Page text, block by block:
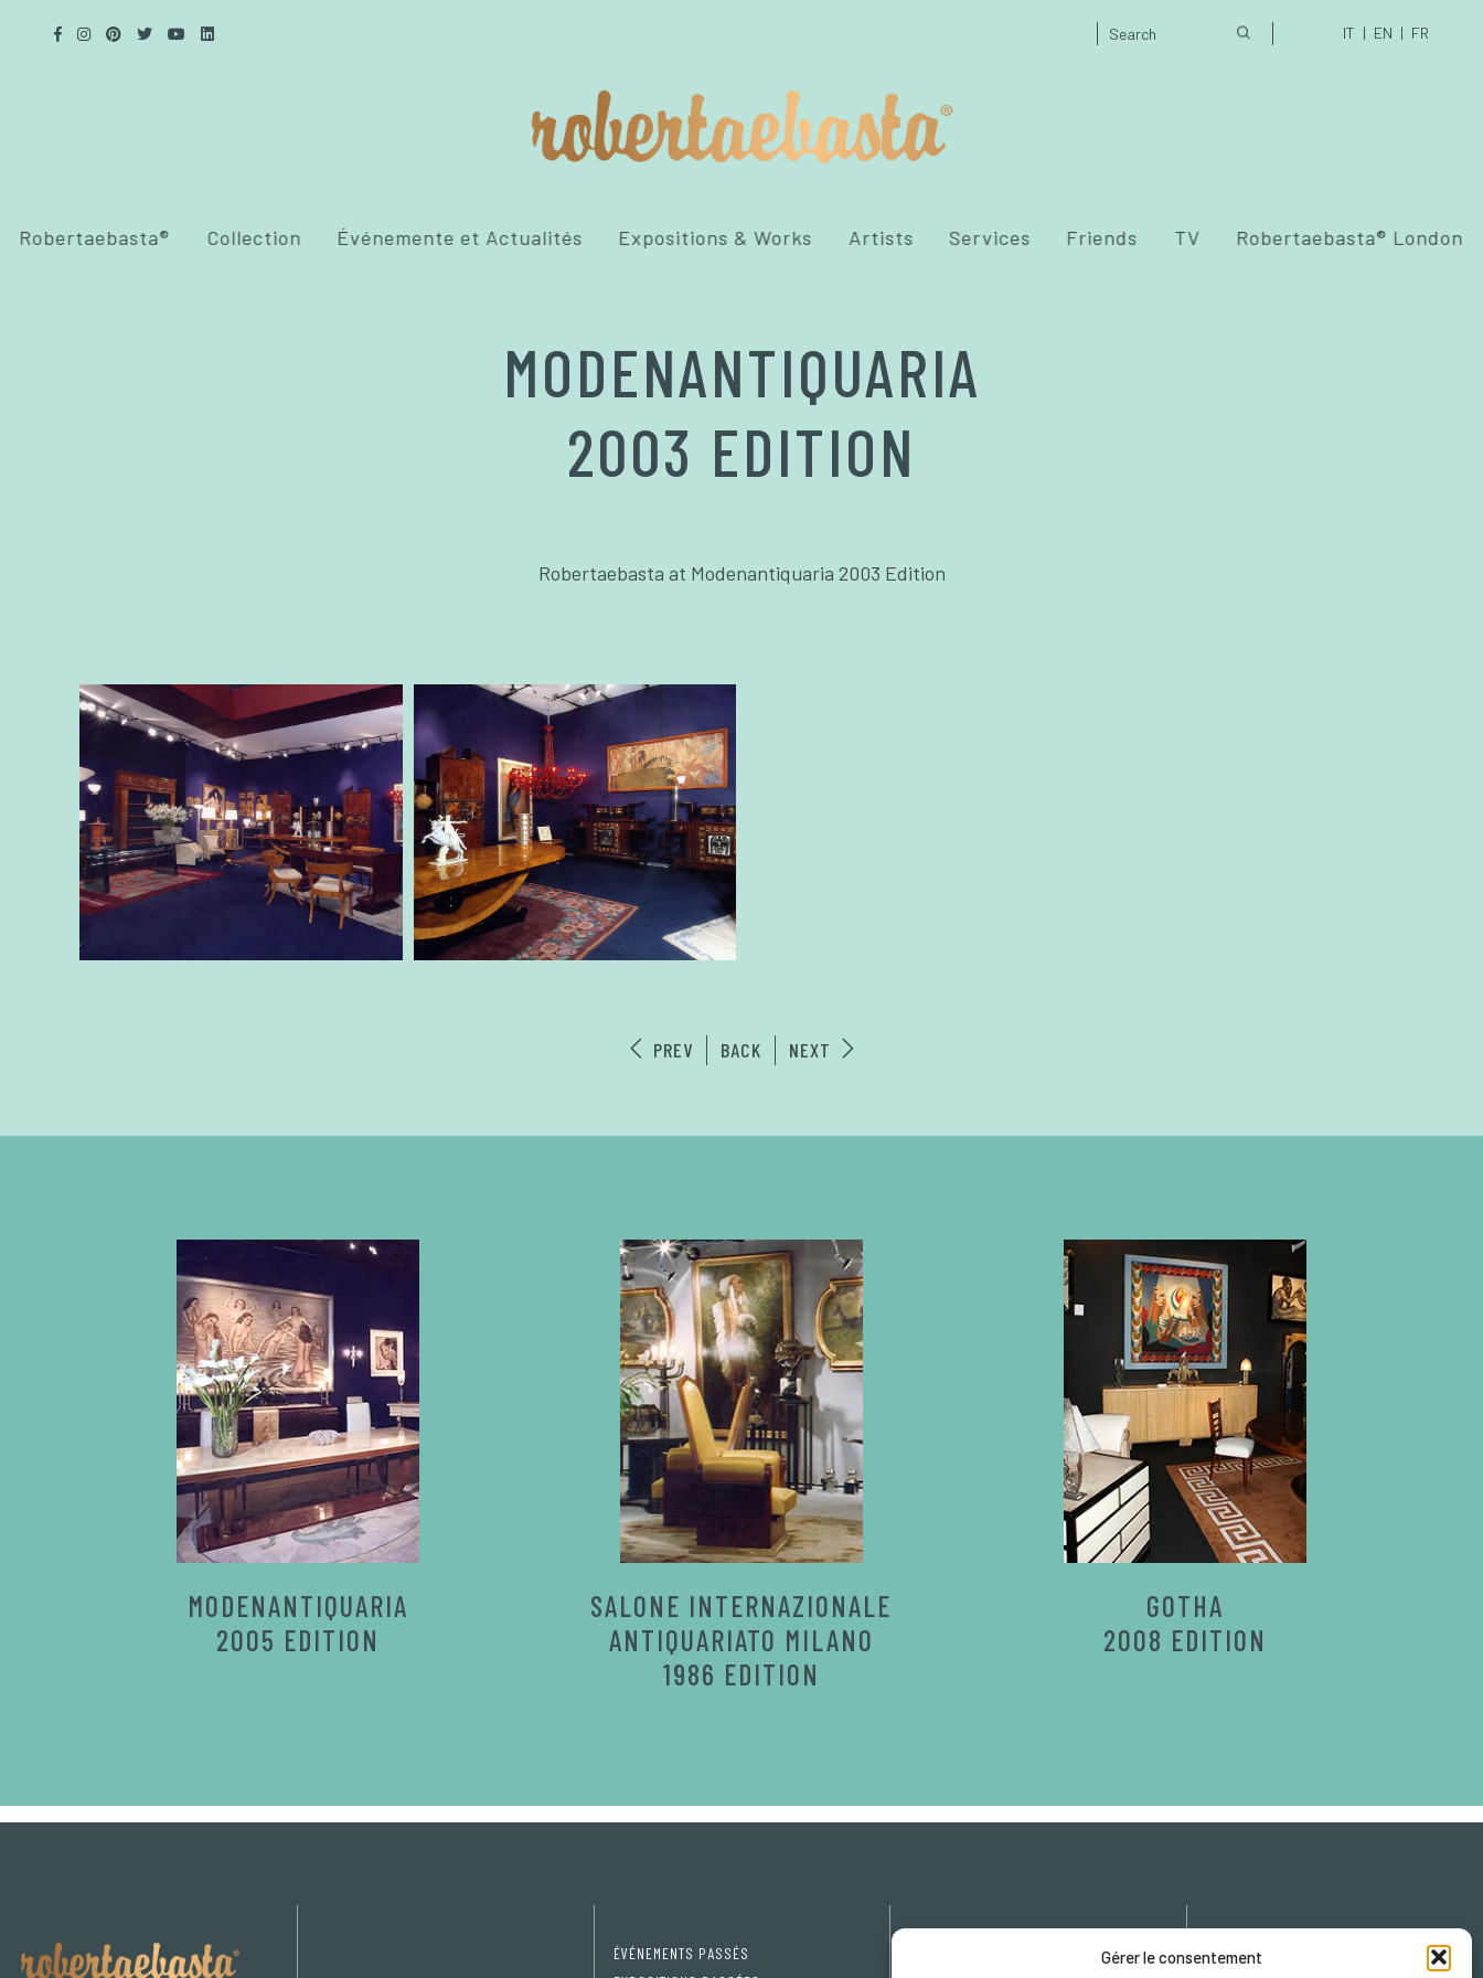
Gérer le consentement
IT EN FR
Robertaebasta® Collection Événemente et Actualités Expositions & Works Artists Services Friends TV Robertaebasta® London
MODENANTIQUARIA
2003 EDITION
Robertaebasta at Modenantiquaria 2003 Edition
PREV BACK NEXT
MODENANTIQUARIA
2005 EDITION
SALONE INTERNAZIONALE
ANTIQUARIATO MILANO
1986 EDITION
GOTHA
2008 EDITION
ÉVÉNEMENTS PASSÉS